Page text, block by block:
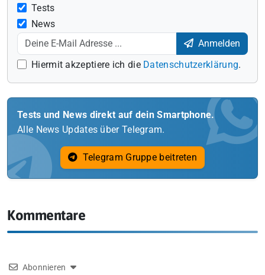
Tests
News
Anmelden
Hiermit akzeptiere ich die Datenschutzerklärung.
Tests und News direkt auf dein Smartphone.
Alle News Updates über Telegram.
Telegram Gruppe beitreten
Kommentare
Abonnieren